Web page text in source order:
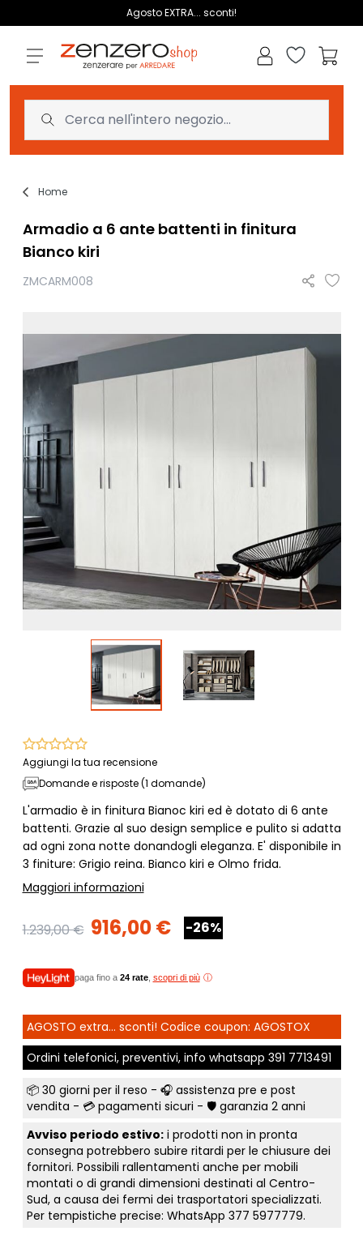
Agosto EXTRA... sconti!
Lista dei
Home
Armadio a 6 ante battenti in finitura
Bianco kiri
ZMCARM008
Aggiungi la tua recensione
Domande e risposte (1 domande)
L'armadio è in finitura Bianoc kiri ed è dotato di 6 ante
battenti. Grazie al suo design semplice e pulito si adatta
ad ogni zona notte donandogli eleganza. E' disponibile in
3 finiture: Grigio reina. Bianco kiri e Olmo frida.
Maggiori informazioni
1.239,00 € 916,00 € -26%
paga fino a 24 rate, scopri di più
AGOSTO extra... sconti! Codice coupon: AGOSTOX
Ordini telefonici, preventivi, info whatsapp 391 7713491
📦 30 giorni per il reso - 🎧 assistenza pre e post
vendita - 💳 pagamenti sicuri - 🛡️ garanzia 2 anni
Avviso periodo estivo:i prodotti non in pronta
consegna potrebbero subire ritardi per le chiusure dei
fornitori. Possibili rallentamenti anche per mobili
montati o di grandi dimensioni destinati al Centro-
Sud, a causa dei fermi dei trasportatori specializzati.
Per tempistiche precise: WhatsApp 377 5977779.